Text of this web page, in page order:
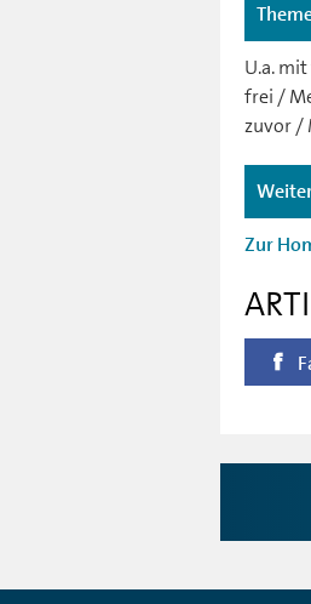
U.a.
frei /
zuvor /
Zur